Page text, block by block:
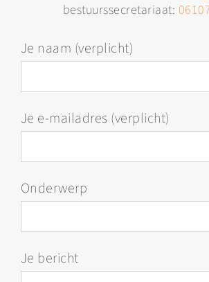
bestuurssecretariaat:
Je naam (verplicht)
Je e-mailadres (verplicht)
Onderwerp
Je bericht